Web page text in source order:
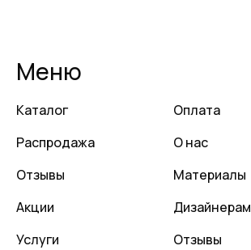
Меню
Каталог
Распродажа
Отзывы
Акции
Услуги
Оплата
О нас
Материалы
Дизайнерам
Отзывы